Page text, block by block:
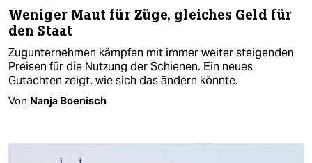
Weniger Maut für Züge, gleiches Geld für
den Staat
Zugunternehmen kämpfen mit immer weiter steigenden
Preisen für die Nutzung der Schienen. Ein neues
Gutachten zeigt, wie sich das ändern könnte.
Von Nanja Boenisch